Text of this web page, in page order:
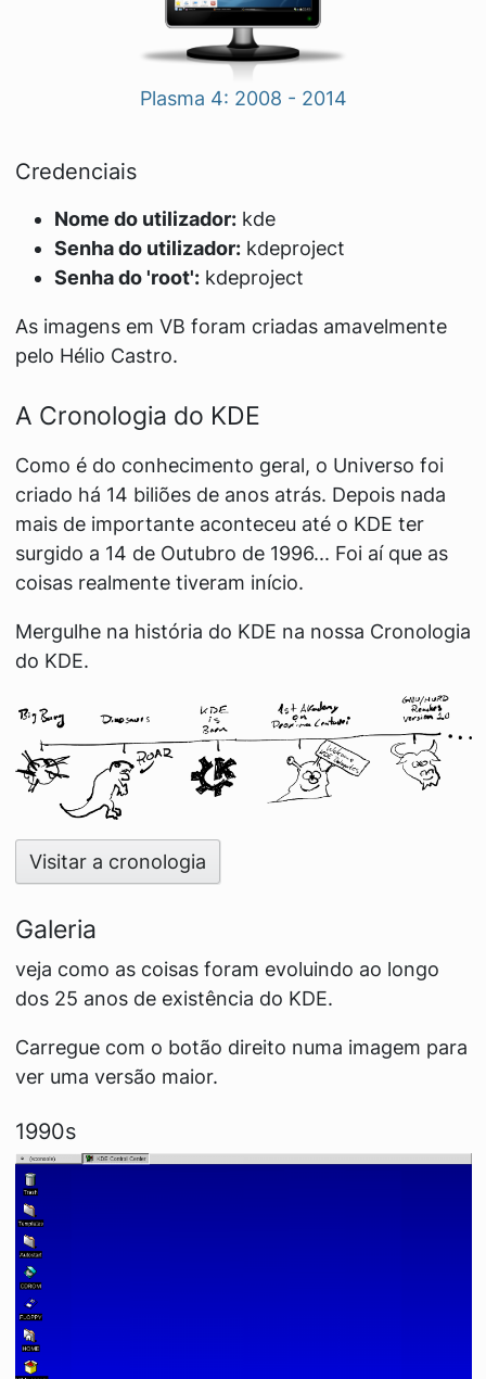
Plasma 4: 2008 - 2014
Credenciais
Nome do utilizador:kde
Senha do utilizador:kdeproject
Senha do 'root':kdeproject
As imagens em VB foram criadas amavelmente
pelo Hélio Castro.
A Cronologia do KDE
Como é do conhecimento geral, o Universo foi
criado há 14 biliões de anos atrás. Depois nada
mais de importante aconteceu até o KDE ter
surgido a 14 de Outubro de 1996... Foi aí que as
coisas realmente tiveram início.
Mergulhe na história do KDE na nossa Cronologia
do KDE.
Visitar a cronologia
Galeria
veja como as coisas foram evoluindo ao longo
dos 25 anos de existência do KDE.
Carregue com o botão direito numa imagem para
ver uma versão maior.
1990s